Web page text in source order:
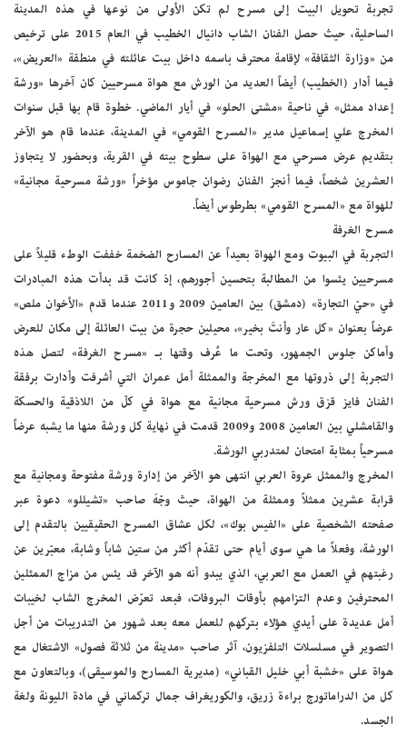
تجربة تحويل البيت إلى مسرح لم تكن الأولى من نوعها في هذه المدينة
الساحلية، حيث حصل الفنان الشاب دانيال الخطيب في العام 2015 على ترخيص
من «وزارة الثقافة» لإقامة محترف باسمه داخل بيت عائلته في منطقة «العريض»،
فيما أدار (الخطيب) أيضاً العديد من الورش مع هواة مسرحيين كان آخرها «ورشة
إعداد ممثل» في ناحية «مشتى الحلو» في أيار الماضي. خطوة قام بها قبل سنوات
المخرج علي إسماعيل مدير «المسرح القومي» في المدينة، عندما قام هو الآخر
بتقديم عرض مسرحي مع الهواة على سطوح بيته في القرية، وبحضور لا يتجاوز
العشرين شخصاً، فيما أنجز الفنان رضوان جاموس مؤخراً «ورشة مسرحية مجانية»
للهواة مع «المسرح القومي» بطرطوس أيضاً.
مسرح الغرفة
التجربة في البيوت ومع الهواة بعيداً عن المسارح الضخمة خففت الوطء قليلاً على
مسرحيين يئسوا من المطالبة بتحسين أجورهم، إذ كانت قد بدأت هذه المبادرات
في «حيّ التجارة» (دمشق) بين العامين 2009 و2011 عندما قدم «الأخوان ملص»
عرضاً بعنوان «كل عار وأنتَ بخير»، محيلين حجرة من بيت العائلة إلى مكان للعرض
وأماكن جلوس الجمهور، وتحت ما عُرف وقتها بـ «مسرح الغرفة» لتصل هذه
التجربة إلى ذروتها مع المخرجة والممثلة أمل عمران التي أشرفت وأدارت برفقة
الفنان فايز قزق ورش مسرحية مجانية مع هواة في كلّ من اللاذقية والحسكة
والقامشلي بين العامين 2008 و2009 قدمت في نهاية كل ورشة منها ما يشبه عرضاً
مسرحياً بمثابة امتحان لمتدربي الورشة.
المخرج والممثل عروة العربي انتهى هو الآخر من إدارة ورشة مفتوحة ومجانية مع
قرابة عشرين ممثلاً وممثلة من الهواة، حيث وجّهَ صاحب «تشيللو» دعوة عبر
صفحته الشخصية على «الفيس بوك»، لكل عشاق المسرح الحقيقيين بالتقدم إلى
الورشة، وفعلاً ما هي سوى أيام حتى تقدّم أكثر من ستين شاباً وشابة، معبّرين عن
رغبتهم في العمل مع العربي، الذي يبدو أنه هو الآخر قد يئس من مزاج الممثلين
المحترفين وعدم التزامهم بأوقات البروفات، فبعد تعرّض المخرج الشاب لخيبات
أمل عديدة على أيدي هؤلاء بتركهم للعمل معه بعد شهور من التدريبات من أجل
التصوير في مسلسلات التلفزيون، آثر صاحب «مدينة من ثلاثة فصول» الاشتغال مع
هواة على «خشبة أبي خليل القباني» (مديرية المسارح والموسيقى)، وبالتعاون مع
كل من الدراماتورج براءة زريق، والكوريغراف جمال تركماني في مادة الليونة ولغة
الجسد.